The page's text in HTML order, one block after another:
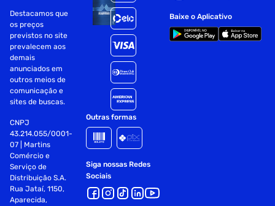
BS Distribuidora de Produtos de Higiene LTDA
Especificações
Modelo Sono Tranquilo
Destacamos que
os preços
previstos no site
prevalecem aos
demais
anunciados em
outros meios de
comunicação e
sites de buscas.
CNPJ
43.214.055/0001-
07 | Martins
Comércio e
Serviço de
Distribuição S.A.
Rua Jataí, 1150,
Aparecida,
Outras formas
Siga nossas Redes
Sociais
Baixe o Aplicativo